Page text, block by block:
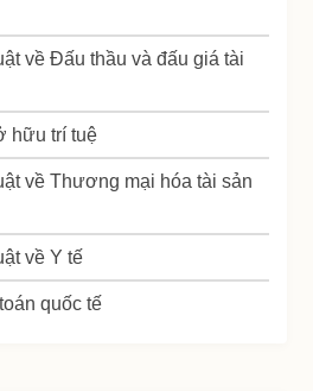
về Đấu thầu và đấu giá tài
hữu trí tuệ
về Thương mại hóa tài sản
về Y tế
quốc tế